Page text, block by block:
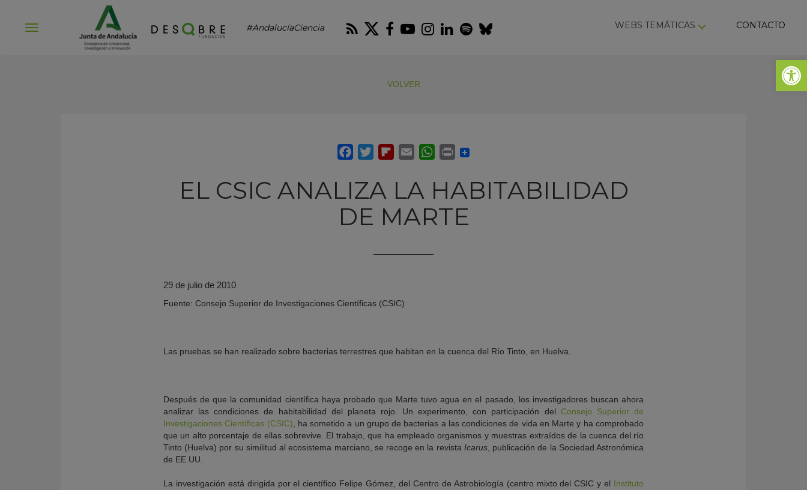
Abrir
#AndalucíaCiencia RSS Twitter
Facebook
Youtube
Instagram
LinkedIn
Spotify
Bluesky WEBS TEMÁTICAS CONTACTO
VOLVER
EL CSIC ANALIZA LA HABITABILIDAD
DE MARTE
29 de julio de 2010
Fuente: Consejo Superior de Investigaciones Científicas (CSIC)
Las pruebas se han realizado sobre bacterias terrestres que habitan en la cuenca del Río Tinto, en Huelva.
Después de que la comunidad científica haya probado que Marte tuvo agua en el pasado, los investigadores buscan ahora
analizar las condiciones de habitabilidad del planeta rojo. Un experimento, con participación del Consejo Superior de
Investigaciones Científicas (CSIC) , ha sometido a un grupo de bacterias a las condiciones de vida en Marte y ha comprobado
que un alto porcentaje de ellas sobrevive. El trabajo, que ha empleado organismos y muestras extraídos de la cuenca del río
Tinto (Huelva) por su similitud al ecosistema marciano, se recoge en la revista Icarus, publicación de la Sociedad Astronómica
de EE.UU.
La investigación está dirigida por el científico Felipe Gómez, del Centro de Astrobiología (centro mixto del CSIC y el Instituto